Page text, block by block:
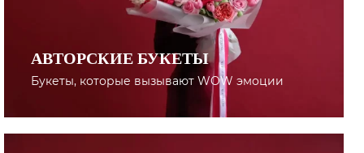
АВТОРСКИЕ БУКЕТЫ
Букеты, которые вызывают WOW эмоции